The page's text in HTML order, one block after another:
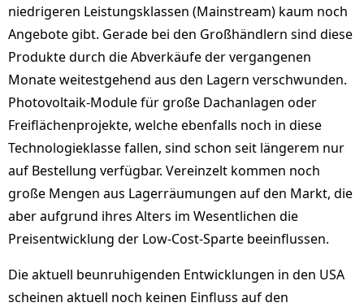
niedrigeren Leistungsklassen (Mainstream) kaum noch
Angebote gibt. Gerade bei den Großhändlern sind diese
Produkte durch die Abverkäufe der vergangenen
Monate weitestgehend aus den Lagern verschwunden.
Photovoltaik-Module für große Dachanlagen oder
Freiflächenprojekte, welche ebenfalls noch in diese
Technologieklasse fallen, sind schon seit längerem nur
auf Bestellung verfügbar. Vereinzelt kommen noch
große Mengen aus Lagerräumungen auf den Markt, die
aber aufgrund ihres Alters im Wesentlichen die
Preisentwicklung der Low-Cost-Sparte beeinflussen.
Die aktuell beunruhigenden Entwicklungen in den USA
scheinen aktuell noch keinen Einfluss auf den